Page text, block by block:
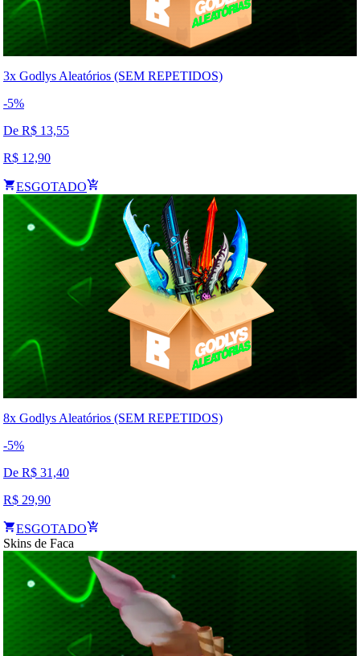
3x Godlys Aleatórios (SEM REPETIDOS)
-5%
De R$ 13,55
R$ 12,90
ESGOTADO
8x Godlys Aleatórios (SEM REPETIDOS)
-5%
De R$ 31,40
R$ 29,90
ESGOTADO
Skins de Faca